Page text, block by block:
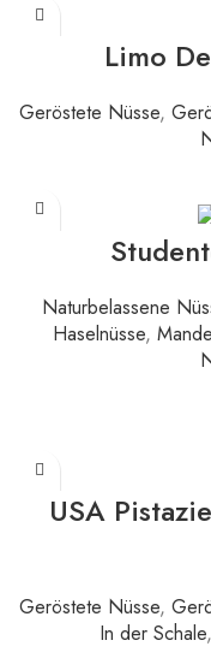
Limo
Geröstete Nüsse,
Naturbelassene
Haselnüsse,
USA
Geröstete Nüsse,
In der Schale,